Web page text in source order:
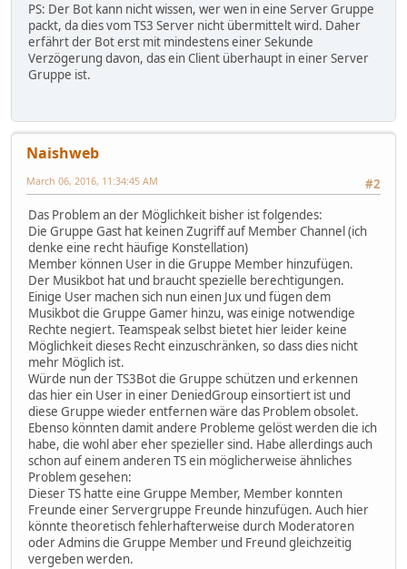
PS: Der Bot kann nicht wissen, wer wen in eine Server Gruppe
packt, da dies vom TS3 Server nicht übermittelt wird. Daher
erfährt der Bot erst mit mindestens einer Sekunde
Verzögerung davon, das ein Client überhaupt in einer Server
Gruppe ist.
Naishweb
#2
March 06, 2016, 11:34:45 AM
Das Problem an der Möglichkeit bisher ist folgendes:
Die Gruppe Gast hat keinen Zugriff auf Member Channel (ich
denke eine recht häufige Konstellation)
Member können User in die Gruppe Member hinzufügen.
Der Musikbot hat und braucht spezielle berechtigungen.
Einige User machen sich nun einen Jux und fügen dem
Musikbot die Gruppe Gamer hinzu, was einige notwendige
Rechte negiert. Teamspeak selbst bietet hier leider keine
Möglichkeit dieses Recht einzuschränken, so dass dies nicht
mehr Möglich ist.
Würde nun der TS3Bot die Gruppe schützen und erkennen
das hier ein User in einer DeniedGroup einsortiert ist und
diese Gruppe wieder entfernen wäre das Problem obsolet.
Ebenso könnten damit andere Probleme gelöst werden die ich
habe, die wohl aber eher spezieller sind. Habe allerdings auch
schon auf einem anderen TS ein möglicherweise ähnliches
Problem gesehen:
Dieser TS hatte eine Gruppe Member, Member konnten
Freunde einer Servergruppe Freunde hinzufügen. Auch hier
könnte theoretisch fehlerhafterweise durch Moderatoren
oder Admins die Gruppe Member und Freund gleichzeitig
vergeben werden.